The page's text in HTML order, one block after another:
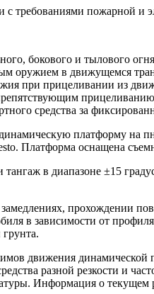
с требованиями пожарной и
бокового и тылового
оружием в движущемся
при прицеливании из
средства за
платформу на
Платформа оснащена
в диапазоне ±15
прохождении
в зависимости от
движения
разной резкости и
Информация о текущем